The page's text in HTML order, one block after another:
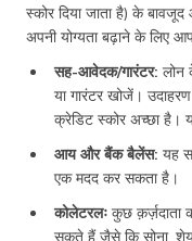
स्कोर दिया जाता है) के
अपनी योग्यता बढ़ाने के लिए
सह-आवेदक/गारंटर: लोन
या गारंटर खोजें।
क्रेडिट स्कोर अच्छा है।
आय और बैंक बैलेंस: यह
एक मदद कर सकता है।
कोलेटरलः कुछ क़र्ज़दाता
सकते हैं जैसे कि सोना,